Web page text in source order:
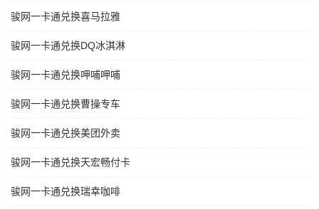
骏网一卡通兑换喜马拉雅
骏网一卡通兑换DQ冰淇淋
骏网一卡通兑换呷哺呷哺
骏网一卡通兑换曹操专车
骏网一卡通兑换美团外卖
骏网一卡通兑换天宏畅付卡
骏网一卡通兑换瑞幸咖啡